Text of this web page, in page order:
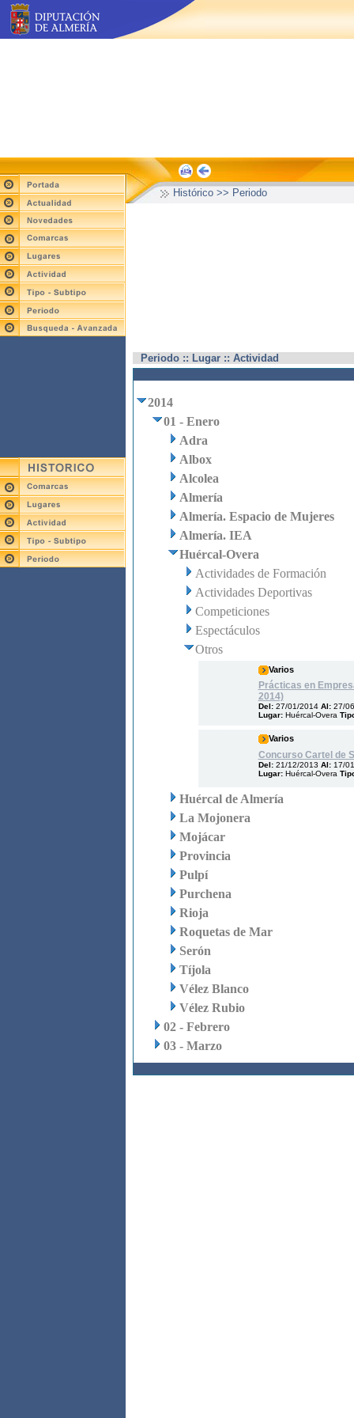
Histórico >> Periodo
Periodo :: Lugar :: Actividad
2014
01 - Enero
Adra
Albox
Alcolea
Almería
Almería. Espacio de Mujeres
Almería. IEA
Huércal-Overa
Actividades de Formación
Actividades Deportivas
Competiciones
Espectáculos
Otros
Varios
Prácticas en
2014)
Del: 27/01/2014 Al: 27/
Lugar: Huércal-Overa
Varios
Concurso Cartel de
Del: 21/12/2013 Al: 17/
Lugar: Huércal-Overa
Huércal de Almería
La Mojonera
Mojácar
Provincia
Pulpí
Purchena
Rioja
Roquetas de Mar
Serón
Tíjola
Vélez Blanco
Vélez Rubio
02 - Febrero
03 - Marzo